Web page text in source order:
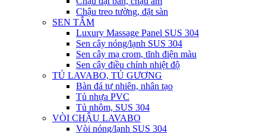
Chậu treo tường, đặt sàn
SEN TẮM
Luxury Massage Panel SUS 304
Sen cây nóng/lạnh SUS 304
Sen cây mạ crom, tĩnh điện màu
Sen cây điều chỉnh nhiệt độ
TỦ LAVABO, TỦ GƯƠNG
Bàn đá tự nhiên, nhân tạo
Tủ nhựa PVC
Tủ nhôm, SUS 304
VÒI CHẬU LAVABO
Vòi nóng/lạnh SUS 304